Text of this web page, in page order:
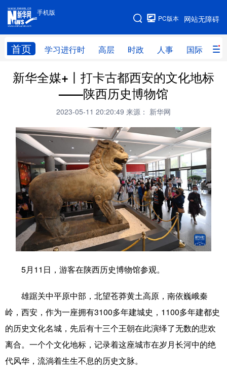
手机版
网站无障碍
PC版本
首页 学习进行时 高层 时政 人事 国际 财
手机版
网站地图
学习进行时 高层 时政 人事
财经 网评
全球连线
科技 科创 量子 体育
文化 书画 健康 军事
访谈 视频 图片 政务
法律 中央文件 金融 汽车
食品 人居 信息化 数字经济
学术中国 乡村振兴 银龄 溯源中国
城市 旅游 能源
公益 一带一路 亚太网 上市公司
文化产业
新华全媒+丨打卡古都西安的文化地标
——陕西历史博物馆
2023-05-11 20:20:49 来源： 新华网
5月11日，游客在陕西历史博物馆参观。
雄踞关中平原中部，北望苍莽黄土高原，南依巍峨秦
岭，西安，作为一座拥有3100多年建城史，1100多年建都史
的历史文化名城，先后有十三个王朝在此演绎了无数的悲欢
离合。一个个文化地标，记录着这座城市在岁月长河中的绝
代风华，流淌着生生不息的历史文脉。